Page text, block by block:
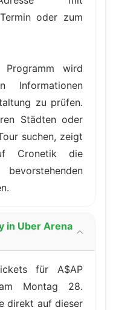
oder zum
wird
Informationen
zu prüfen.
Städten oder
suchen, zeigt
Cronetik die
in Uber Arena
für A$AP
Montag 28.
direkt auf dieser